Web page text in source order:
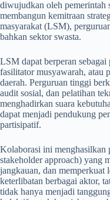
diwujudkan oleh pemerintah
membangun kemitraan
masyarakat (LSM),
bahkan sektor swasta.
LSM dapat berperan
fasilitator musyawarah, atau
daerah. Perguruan tinggi
audit sosial, dan pelatihan
menghadirkan suara
dapat menjadi pendukung
partisipatif.
Kolaborasi ini
stakeholder approach) yang
jangkauan, dan memperkuat
keterlibatan berbagai aktor,
tidak hanya menjadi